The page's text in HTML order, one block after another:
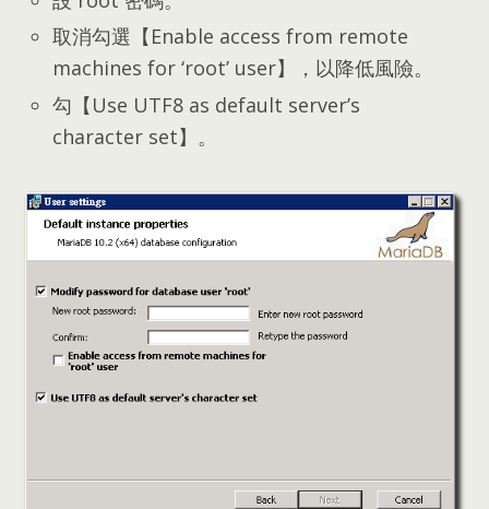
取消勾選【Enable access from remote
machines for ‘root’ user】 ， 以降低風險。
勾【Use UTF8 as default server’s
character set】 。